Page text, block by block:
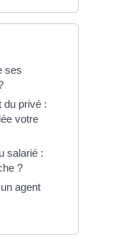
ses
du privé :
votre
salarié :
?
agent